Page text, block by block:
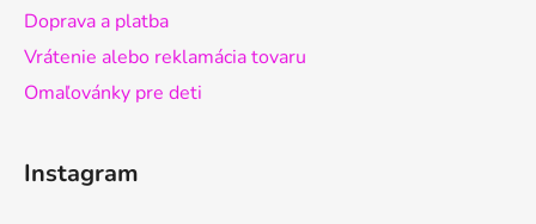
Doprava a platba
Vrátenie alebo reklamácia tovaru
Omaľovánky pre deti
Instagram